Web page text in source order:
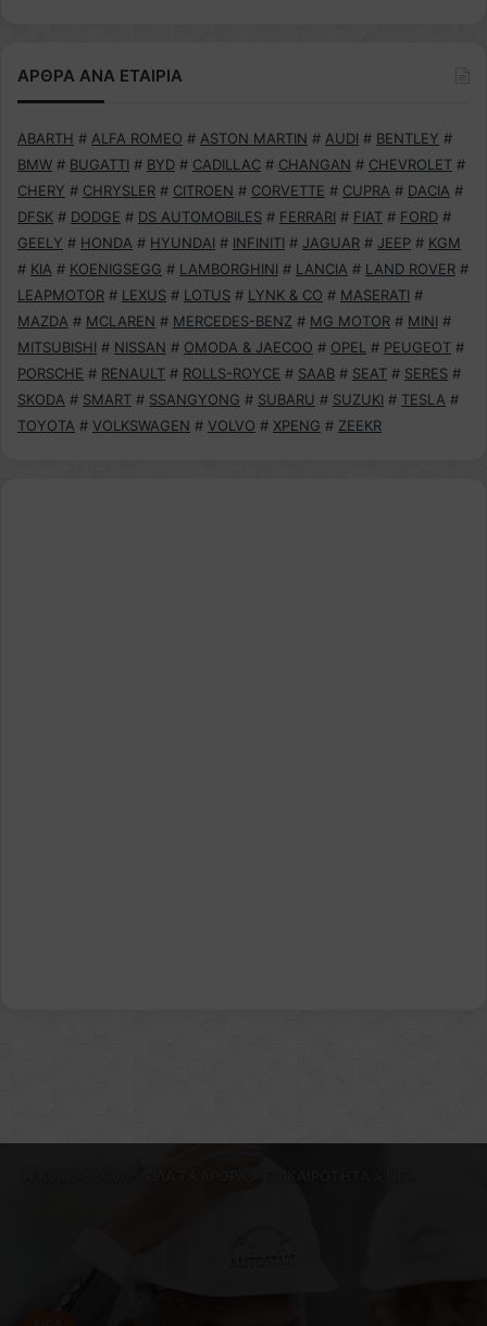
ΑΡΘΡΑ ΑΝΑ ΕΤΑΙΡΙΑ
ABARTH # ALFA ROMEO # ASTON MARTIN # AUDI # BENTLEY #
BMW # BUGATTI # BYD # CADILLAC # CHANGAN # CHEVROLET #
CHERY # CHRYSLER # CITROEN # CORVETTE # CUPRA # DACIA #
DFSK # DODGE # DS AUTOMOBILES # FERRARI # FIAT # FORD #
GEELY # HONDA # HYUNDAI # INFINITI # JAGUAR # JEEP # KGM
# KIA # KOENIGSEGG # LAMBORGHINI # LANCIA # LAND ROVER #
LEAPMOTOR # LEXUS # LOTUS # LYNK & CO # MASERATI #
MAZDA # MCLAREN # MERCEDES-BENZ # MG MOTOR # MINI #
MITSUBISHI # NISSAN # OMODA & JAECOO # OPEL # PEUGEOT #
PORSCHE # RENAULT # ROLLS-ROYCE # SAAB # SEAT # SERES #
SKODA # SMART # SSANGYONG # SUBARU # SUZUKI # TESLA #
TOYOTA # VOLKSWAGEN # VOLVO # XPENG # ZEEKR